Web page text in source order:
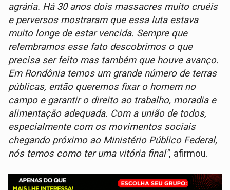
agrária. Há 30 anos dois massacres muito cruéis
e perversos mostraram que essa luta estava
muito longe de estar vencida. Sempre que
relembramos esse fato descobrimos o que
precisa ser feito mas também que houve avanço.
Em Rondônia temos um grande número de terras
públicas, então queremos fixar o homem no
campo e garantir o direito ao trabalho, moradia e
alimentação adequada. Com a união de todos,
especialmente com os movimentos sociais
chegando próximo ao Ministério Público Federal,
nós temos como ter uma vitória final", afirmou.